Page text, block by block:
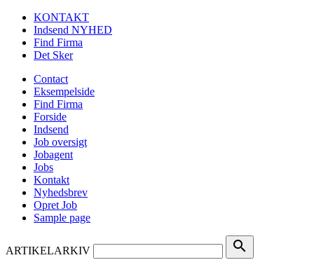
KONTAKT
Indsend NYHED
Find Firma
Det Sker
Contact
Eksempelside
Find Firma
Forside
Indsend
Job oversigt
Jobagent
Jobs
Kontakt
Nyhedsbrev
Opret Job
Sample page
ARTIKELARKIV search